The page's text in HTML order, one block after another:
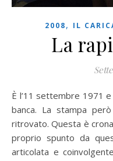
2008, IL
La
È l’11 settembre 1971 e a Baker Street viene rapinata una
banca. La stampa
ritrovato. Questa è
proprio spunto da
articolata e